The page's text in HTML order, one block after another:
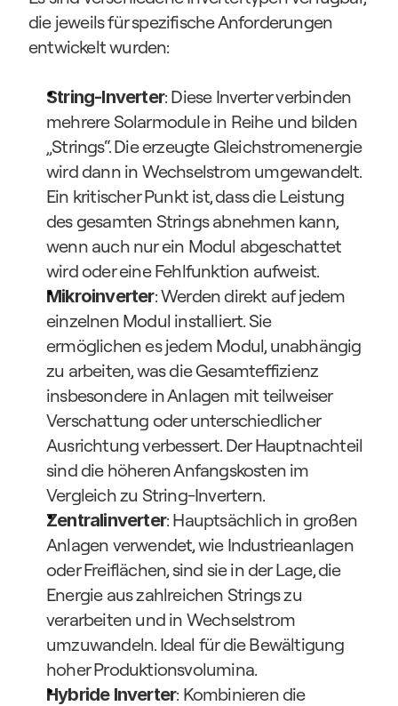
die jeweils für spezifische Anforderungen
entwickelt wurden:
String-Inverter: Diese Inverter verbinden
mehrere Solarmodule in Reihe und bilden
„Strings“. Die erzeugte Gleichstromenergie
wird dann in Wechselstrom umgewandelt.
Ein kritischer Punkt ist, dass die Leistung
des gesamten Strings abnehmen kann,
wenn auch nur ein Modul abgeschattet
wird oder eine Fehlfunktion aufweist.
Mikroinverter: Werden direkt auf jedem
einzelnen Modul installiert. Sie
ermöglichen es jedem Modul, unabhängig
zu arbeiten, was die Gesamteffizienz
insbesondere in Anlagen mit teilweiser
Verschattung oder unterschiedlicher
Ausrichtung verbessert. Der Hauptnachteil
sind die höheren Anfangskosten im
Vergleich zu String-Invertern.
Zentralinverter: Hauptsächlich in großen
Anlagen verwendet, wie Industrieanlagen
oder Freiflächen, sind sie in der Lage, die
Energie aus zahlreichen Strings zu
verarbeiten und in Wechselstrom
umzuwandeln. Ideal für die Bewältigung
hoher Produktionsvolumina.
Hybride Inverter: Kombinieren die